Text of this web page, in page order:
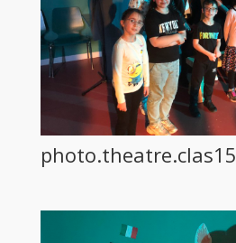
photo.theatre.clas15